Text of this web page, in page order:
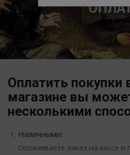
Оплатить покупки
магазине вы
несколькими
Наличными:
Оплачиваете заказ на кассе и